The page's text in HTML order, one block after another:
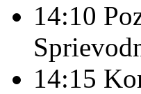
14:10
14:15